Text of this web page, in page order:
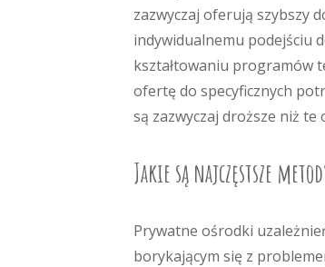
zazwyczaj oferują szybszy
indywidualnemu podejściu
kształtowaniu programów
ofertę do specyficznych
są zazwyczaj droższe niż
Jakie są najczęstsze
Prywatne ośrodki
borykającym się z